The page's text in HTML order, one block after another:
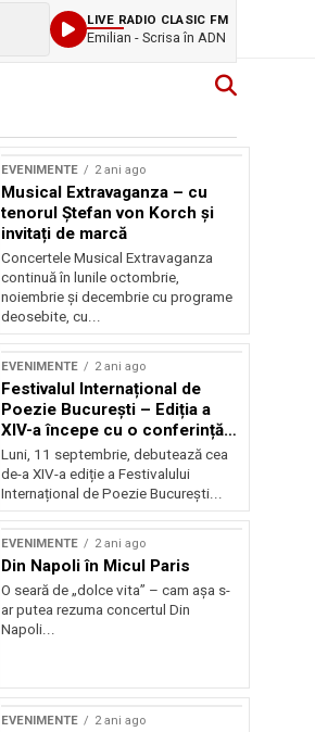
LIVE RADIO CLASIC FM
Emilian - Scrisa în ADN
EVENIMENTE 2 ani ago
Musical Extravaganza – cu
tenorul Ștefan von Korch și
invitați de marcă
Concertele Musical Extravaganza
continuă în lunile octombrie,
noiembrie şi decembrie cu programe
deosebite, cu...
EVENIMENTE 2 ani ago
Festivalul Internațional de
Poezie București – Ediția a
XIV-a începe cu o conferință
despre limba română
susținută de Marco Lucchesi
Luni, 11 septembrie, debutează cea
de-a XIV-a ediție a Festivalului
Internațional de Poezie București...
EVENIMENTE 2 ani ago
Din Napoli în Micul Paris
O seară de „dolce vita” – cam așa s-
ar putea rezuma concertul Din
Napoli...
EVENIMENTE 2 ani ago